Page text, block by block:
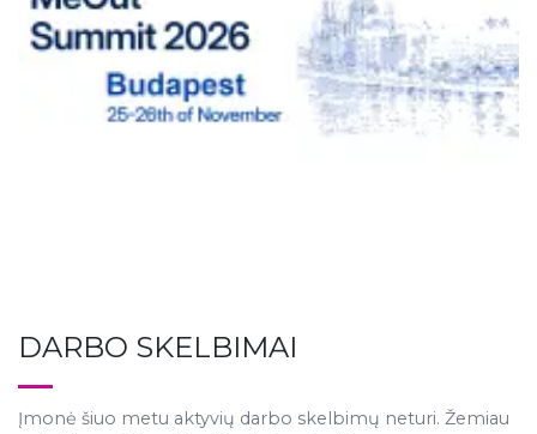
DARBO SKELBIMAI
Įmonė šiuo metu aktyvių darbo skelbimų neturi. Žemiau